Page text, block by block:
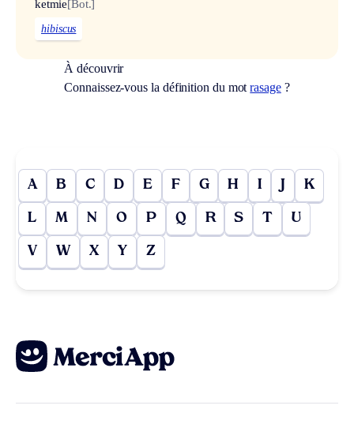
ketmie[Bot.]
hibiscus
À découvrir
Connaissez-vous la définition du motrasage?
A B C D E F G H I J K
L M N O P Q R S T U
V W X Y Z